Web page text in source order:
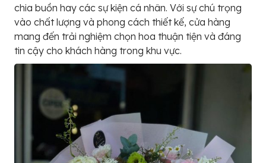
chia buồn hay các sự kiện cá nhân. Với sự chú trọng
vào chất lượng và phong cách thiết kế, cửa hàng
mang đến trải nghiệm chọn hoa thuận tiện và đáng
tin cậy cho khách hàng trong khu vực.